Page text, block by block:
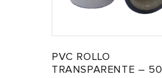
PVC ROLLO
TRANSPARENTE – 50